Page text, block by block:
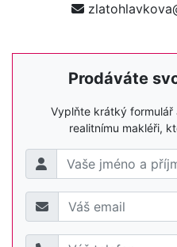
Prodáváte
Vyplňte krátký formulář
realitnímu makléři,